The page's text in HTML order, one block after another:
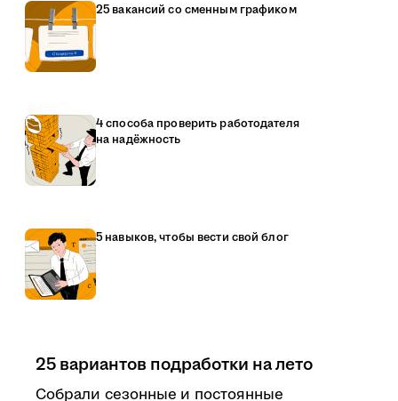
25 вакансий со сменным графиком
4 способа проверить работодателя
на надёжность
5 навыков, чтобы вести свой блог
25 вариантов подработки на лето
Собрали сезонные и постоянные